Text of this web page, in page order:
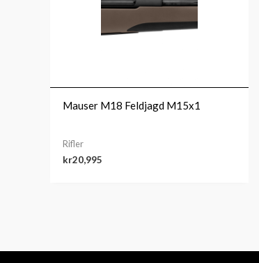
Mauser M18 Feldjagd M15x1
Rifler
kr20,995